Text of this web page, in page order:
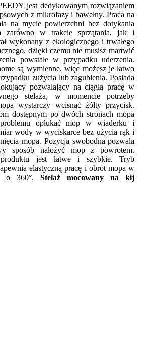
jest dedykowanym rozwiązaniem
z mikrofazy i bawełny. Praca na
na mycie powierzchni bez dotykania
zarówno w trakcie sprzątania, jak i
wykonany z ekologicznego i trwałego
dzięki czemu nie musisz martwić
powstałe w przypadku uderzenia.
są wymienne, więc możesz je łatwo
zużycia lub zagubienia. Posiada
pozwalający na ciągłą pracę w
stelaża, w momencie potrzeby
wystarczy wcisnąć żółty przycisk.
dostępnym po dwóch stronach mopa
opłukać mop w wiaderku i
wody w wyciskarce bez użycia rąk i
mopa. Pozycja swobodna pozwala
sposób nałożyć mop z powrotem.
produktu jest łatwe i szybkie. Tryb
elastyczną pracę i obrót mopa w
o 360°.
Stelaż mocowany na kij